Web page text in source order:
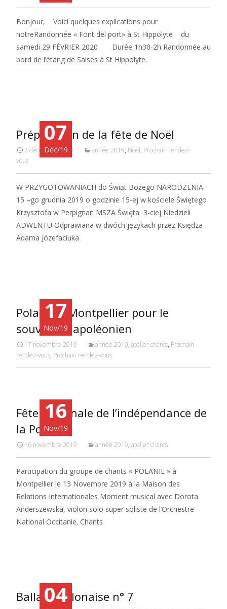
Bonjour, Voici quelques explications pour
notreRandonnée « Font del port» à St Hippolyte du
samedi 29 FÉVRIER 2020 Durée 1h30-2h Randonnée au
bord de l’étang de Salses à St Hippolyte.
07
Déc/19
Préparation de la fête de Noël
7 décembre 2019 année 2019, Noël, Prochain rendez-
vous
W PRZYGOTOWANIACH do Świąt Bożego NARODZENIA
15 –go grudnia 2019 o godzinie 15-ej w kościele Świętego
Krzysztofa w Perpignan MSZA Święta 3-ciej Niedzieli
ADWENTU Odprawiana w dwóch językach przez Księdza
Adama Józefaciuka
17
Nov/19
Polanie à Montpellier pour le
souvenir Napoléonien
17 novembre 2019 année 2019, atelier chants, Prochain
rendez-vous, Prochain rendez-vous
16
Nov/19
Fête Nationale de l’indépendance de
la Pologne
16 novembre 2019 année 2019, atelier chants
Participation du groupe de chants « POLANIE » à
Montpellier le 13 Novembre 2019 à la Maison des
Relations Internationales Moment musical avec Dorota
Anderszewska, violon solo super soliste de l’Orchestre
National Occitanie. Chants
04
Ballade polonaise n° 7